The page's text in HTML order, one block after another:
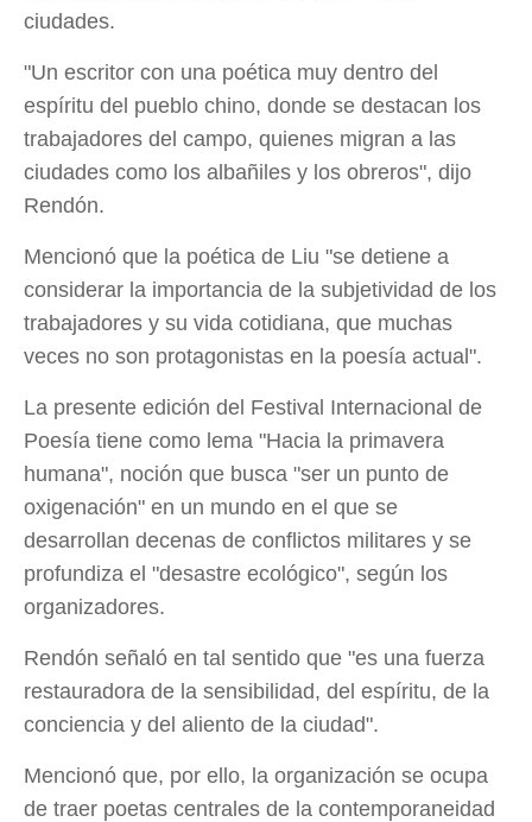
ciudades.
"Un escritor con una poética muy dentro del
espíritu del pueblo chino, donde se destacan los
trabajadores del campo, quienes migran a las
ciudades como los albañiles y los obreros", dijo
Rendón.
Mencionó que la poética de Liu "se detiene a
considerar la importancia de la subjetividad de los
trabajadores y su vida cotidiana, que muchas
veces no son protagonistas en la poesía actual".
La presente edición del Festival Internacional de
Poesía tiene como lema "Hacia la primavera
humana", noción que busca "ser un punto de
oxigenación" en un mundo en el que se
desarrollan decenas de conflictos militares y se
profundiza el "desastre ecológico", según los
organizadores.
Rendón señaló en tal sentido que "es una fuerza
restauradora de la sensibilidad, del espíritu, de la
conciencia y del aliento de la ciudad".
Mencionó que, por ello, la organización se ocupa
de traer poetas centrales de la contemporaneidad